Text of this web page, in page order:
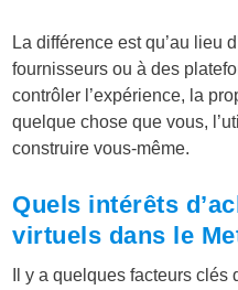
La différence est qu’au lieu
fournisseurs ou à des
contrôler l’expérience, la
quelque chose que vous,
construire vous-même.
Quels intérêts
virtuels dans le
Il y a quelques facteurs